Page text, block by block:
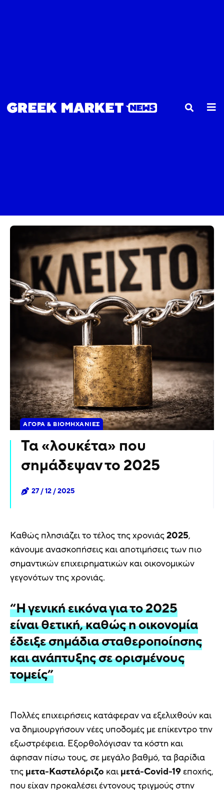
ΑΓΟΡΆ & ΒΙΟΜΗΧΑΝΊΕΣ
Τα «λουκέτα» που
σημάδεψαν το 2025
27 / 12 / 2025
Καθώς πλησιάζει το τέλος της χρονιάς2025,
κάνουμε ανασκοπήσεις και αποτιμήσεις των πιο
σημαντικών επιχειρηματικών και οικονομικών
γεγονότων της χρονιάς.
“Η γενική εικόνα για το 2025
είναι θετική, καθώς η οικονομία
έδειξε σημάδια σταθεροποίησης
και ανάπτυξης σε ορισμένους
τομείς”
Πολλές επιχειρήσεις κατάφεραν να εξελιχθούν και
να δημιουργήσουν νέες υποδομές με επίκεντρο την
εξωστρέφεια. Εξορθολόγισαν τα κόστη και
άφησαν πίσω τους, σε μεγάλο βαθμό, τα βαρίδια
της μετα-Καστελόριζο και μετά-Covid-19εποχής,
που είχαν προκαλέσει έντονους τριγμούς στην